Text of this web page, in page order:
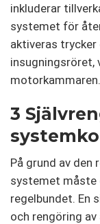
inkluderar
systemet för
aktiveras trycker
insugningsröret,
motorkammaren.
3
På grund av den
systemet måste
regelbundet. En
och rengöring